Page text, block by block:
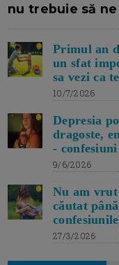
nu trebuie să ne
Primul an
un sfat
sa vezi ca
10/7/2026
Depresia
dragoste,
- confesiuni
9/6/2026
Nu am
căutat
27/3/2026